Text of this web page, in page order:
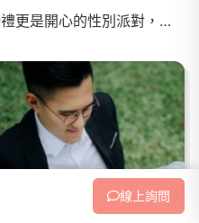
《桃園婚禮攝影》是幸福的婚禮更是開心的性別派對，甜蜜加倍
線上詢問